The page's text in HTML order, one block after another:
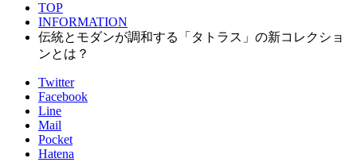
TOP
INFORMATION
伝統とモダンが調和する「タトラス」の新コレクショ
ンとは？
Twitter
Facebook
Line
Mail
Pocket
Hatena